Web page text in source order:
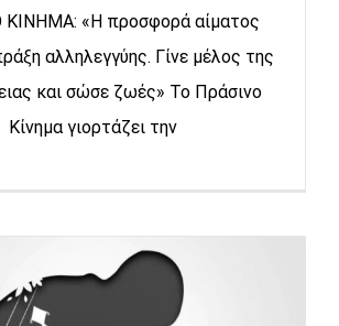
«Η προσφορά αίματος
αλληλεγγύης. Γίνε μέλος της
και σώσε ζωές» Το Πράσινο
Κίνημα γιορτάζει την